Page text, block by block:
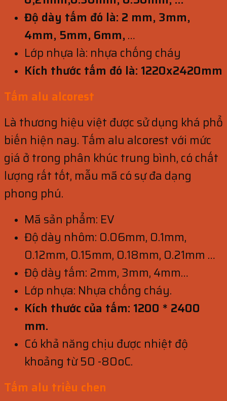
Độ dày tấm đó là: 2 mm, 3mm,
4mm, 5mm, 6mm, …
Lớp nhựa là: nhựa chống cháy
Kích thước tấm đó là: 1220x2420mm
Tấm alu alcorest
Là thương hiệu việt được sử dụng khá phổ
biến hiện nay. Tấm alu alcorest với mức
giá ở trong phân khúc trung bình, có chất
lượng rất tốt, mẫu mã có sự đa dạng
phong phú.
Mã sản phẩm: EV
Độ dày nhôm: 0.06mm, 0.1mm,
0.12mm, 0.15mm, 0.18mm, 0.21mm …
Độ dày tấm: 2mm, 3mm, 4mm…
Lớp nhựa: Nhựa chống cháy.
Kích thước của tấm: 1200 * 2400
mm.
Có khả năng chịu được nhiệt độ
khoảng từ 50 -80oC.
Tấm alu triều chen